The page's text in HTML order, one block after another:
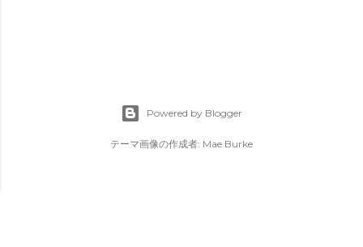
Powered by Blogger
テーマ画像の作成者: Mae Burke